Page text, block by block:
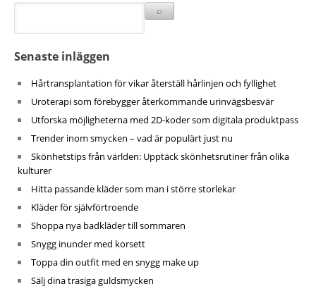
Senaste inläggen
Hårtransplantation för vikar återställ hårlinjen och fyllighet
Uroterapi som förebygger återkommande urinvägsbesvär
Utforska möjligheterna med 2D-koder som digitala produktpass
Trender inom smycken – vad är populärt just nu
Skönhetstips från världen: Upptäck skönhetsrutiner från olika
kulturer
Hitta passande kläder som man i större storlekar
Kläder för självförtroende
Shoppa nya badkläder till sommaren
Snygg inunder med korsett
Toppa din outfit med en snygg make up
Sälj dina trasiga guldsmycken